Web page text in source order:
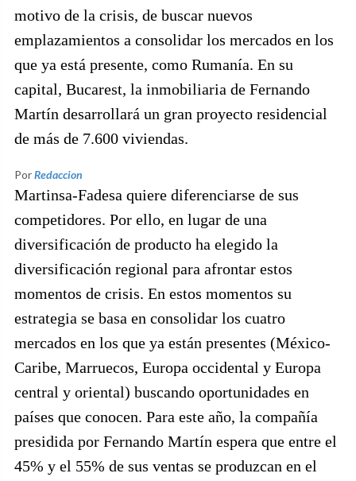
motivo de la crisis, de buscar nuevos
emplazamientos a consolidar los mercados en los
que ya está presente, como Rumanía. En su
capital, Bucarest, la inmobiliaria de Fernando
Martín desarrollará un gran proyecto residencial
de más de 7.600 viviendas.
PorRedaccion
Martinsa-Fadesa quiere diferenciarse de sus
competidores. Por ello, en lugar de una
diversificación de producto ha elegido la
diversificación regional para afrontar estos
momentos de crisis. En estos momentos su
estrategia se basa en consolidar los cuatro
mercados en los que ya están presentes (México-
Caribe, Marruecos, Europa occidental y Europa
central y oriental) buscando oportunidades en
países que conocen. Para este año, la compañía
presidida por Fernando Martín espera que entre el
45% y el 55% de sus ventas se produzcan en el